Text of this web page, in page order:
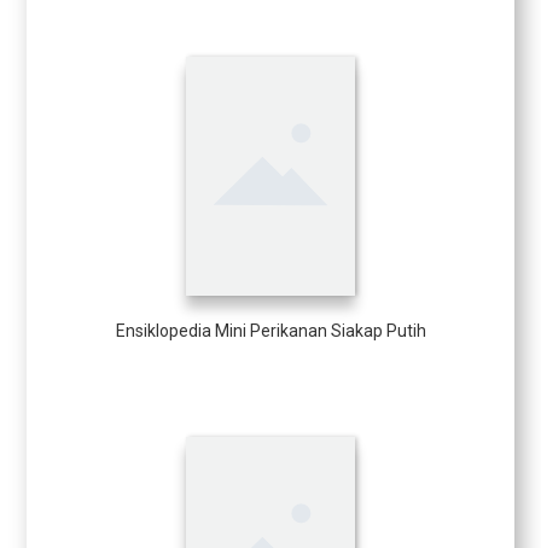
Ensiklopedia Mini Perikanan Siakap Putih